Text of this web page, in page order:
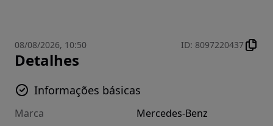
08/08/2026, 10:50 ID: 8097220437
Detalhes
Informações básicas
Marca Mercedes-Benz